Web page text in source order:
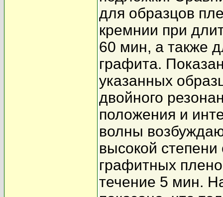
для образцов
кремнии при
60 мин, а также
графита.
указанных
двойного
положения и
волны
высокой степени
графитных
течение 5 мин.